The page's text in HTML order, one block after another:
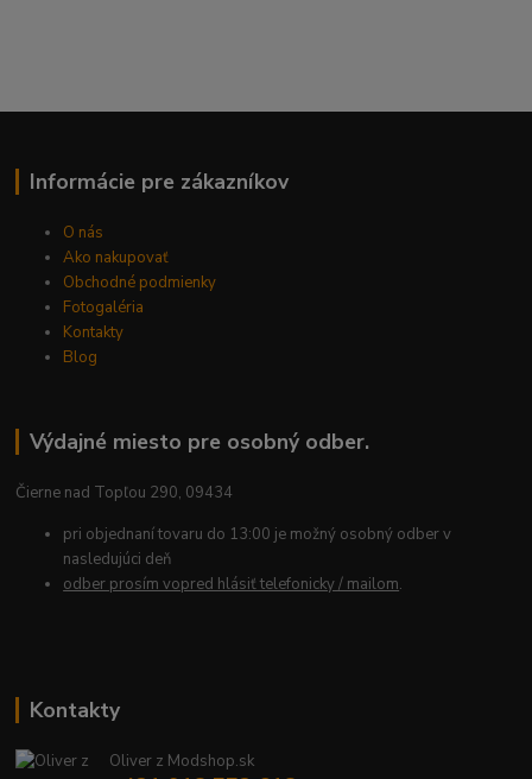
Informácie pre zákazníkov
O nás
Ako nakupovať
Obchodné podmienky
Fotogaléria
Kontakty
Blog
Výdajné miesto pre osobný odber.
Čierne nad Topľou 290, 09434
pri objednaní tovaru do 13:00 je možný osobný odber v
nasledujúci deň
odber prosím vopred hlásiť telefonicky / mailom.
Kontakty
Oliver z Modshop.sk